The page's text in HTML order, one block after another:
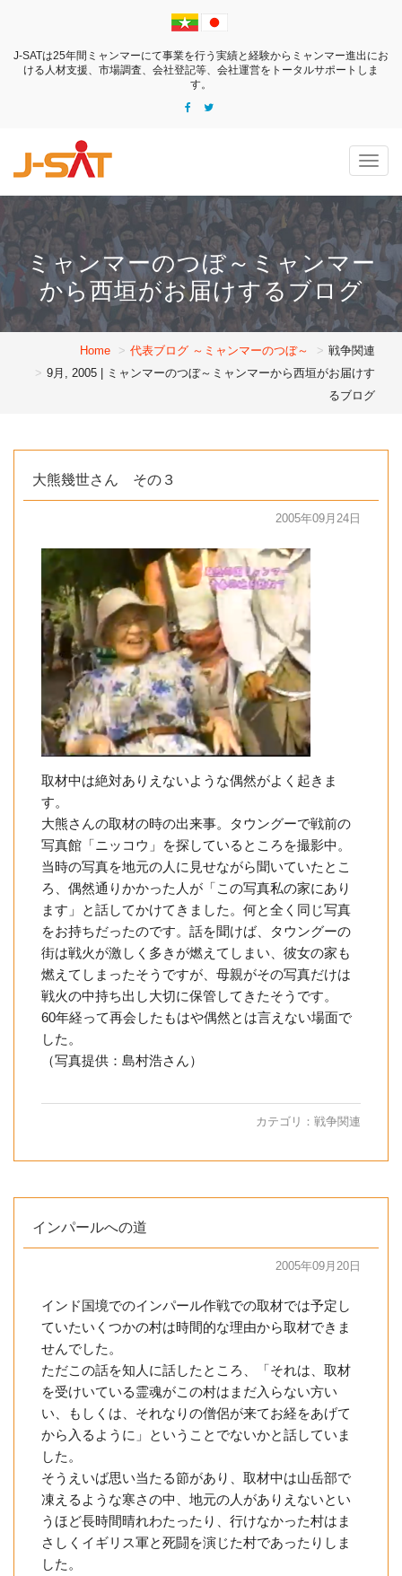
J-SATは25年間ミャンマーにて事業を行う実績と経験からミャンマー進出にお
ける 人材支援、市場調査、会社登記等、会社運営をトータルサポートしま
す。
ミャンマーのつぼ～ミャンマー
から西垣がお届けするブログ
Home 代表ブログ ～ミャンマーのつぼ～
戦争関連
9月, 2005 | ミャンマーのつぼ～ミャンマーから西垣がお届けす
るブログ
大熊幾世さん その３
2005年09月24日
取材中は絶対ありえないような偶然がよく起きま
す。
大熊さんの取材の時の出来事。タウングーで戦前の
写真館「ニッコウ」を探しているところを撮影中。
当時の写真を地元の人に見せながら聞いていたとこ
ろ、偶然通りかかった人が「この写真私の家にあり
ます」と話してかけてきました。何と全く同じ写真
をお持ちだったのです。話を聞けば、タウングーの
街は戦火が激しく多きが燃えてしまい、彼女の家も
燃えてしまったそうですが、母親がその写真だけは
戦火の中持ち出し大切に保管してきたそうです。
60年経って再会したもはや偶然とは言えない場面で
した。
（写真提供：島村浩さん）
カテゴリ： 戦争関連
インパールへの道
2005年09月20日
インド国境でのインパール作戦での取材では予定し
ていたいくつかの村は時間的な理由から取材できま
せんでした。
ただこの話を知人に話したところ、「それは、取材
を受けいている霊魂がこの村はまだ入らない方い
い、もしくは、それなりの僧侶が来てお経をあげて
から入るように」ということでないかと話していま
した。
そうえいば思い当たる節があり、取材中は山岳部で
凍えるような寒さの中、地元の人がありえないとい
うほど長時間晴れわたったり、行けなかった村はま
さしくイギリス軍と死闘を演じた村であったりしま
した。